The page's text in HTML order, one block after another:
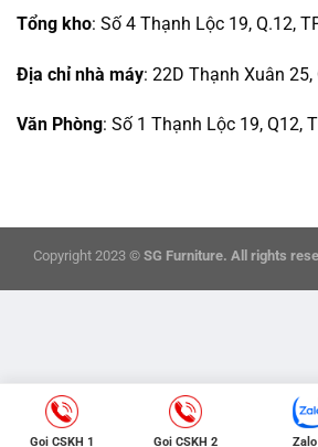
Tổng kho: Số 4 Thạnh Lộc 19, Q.12,
Địa chỉ nhà máy: 22D Thạnh Xuân 25,
Văn Phòng: Số 1 Thạnh Lộc 19, Q12,
Copyright 2023 © SG Furniture. All rights
Gọi CSKH 1 Gọi CSKH 2 Zalo